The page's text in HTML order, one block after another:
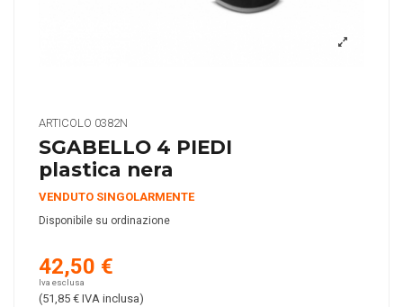
ARTICOLO 0382N
SGABELLO 4 PIEDI
plastica nera
VENDUTO SINGOLARMENTE
Disponibile su ordinazione
42,50 €
Iva esclusa
(51,85 € IVA inclusa)